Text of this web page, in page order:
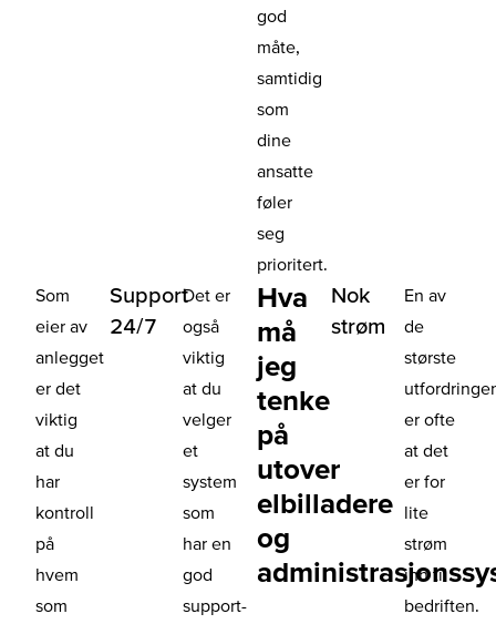
god
måte,
samtidig
som
dine
ansatte
føler
seg
prioritert.
Som
eier av
anlegget
er det
viktig
at du
har
kontroll
på
hvem
som
Support
24/7
Det er
også
viktig
at du
velger
et
system
som
har en
god
support-
Hva
må
jeg
tenke
på
utover
elbilladere
og
Nok
strøm
En av
de
største
er ofte
at det
er for
lite
strøm
inn til
bedriften.